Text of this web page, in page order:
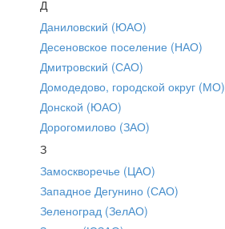
Д
Даниловский (ЮАО)
Десеновское поселение (НАО)
Дмитровский (САО)
Домодедово, городской округ (МО)
Донской (ЮАО)
Дорогомилово (ЗАО)
З
Замоскворечье (ЦАО)
Западное Дегунино (САО)
Зеленоград (ЗелАО)